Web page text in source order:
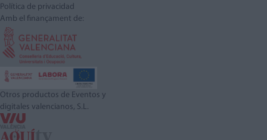
Política de privacidad
Amb el finançament de:
Otros productos de Eventos y
digitales valencianos, S.L.